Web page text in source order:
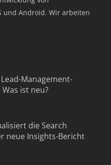
und Android. Wir arbeiten
Management-
ist neu?
die Search
neue Insights-Bericht